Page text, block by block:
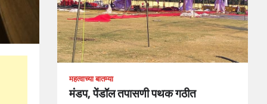
महत्वाच्या बातम्या
मंडप, पेंडॉल तपासणी पथक गठीत